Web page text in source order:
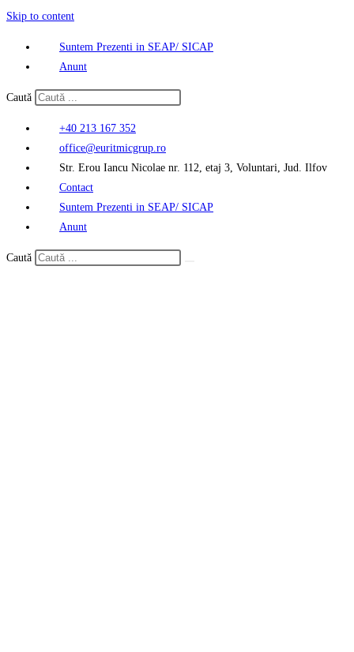
Skip to content
Suntem Prezenti in SEAP/ SICAP
Anunt
Caută
+40 213 167 352
office@euritmicgrup.ro
Str. Erou Iancu Nicolae nr. 112, etaj 3, Voluntari, Jud. Ilfov
Contact
Suntem Prezenti in SEAP/ SICAP
Anunt
Caută